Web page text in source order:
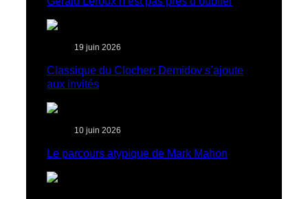
19 juin 2026
Classique du Clocher: Demidov s’ajoute
aux invités
10 juin 2026
Le parcours atypique de Mark Mahon